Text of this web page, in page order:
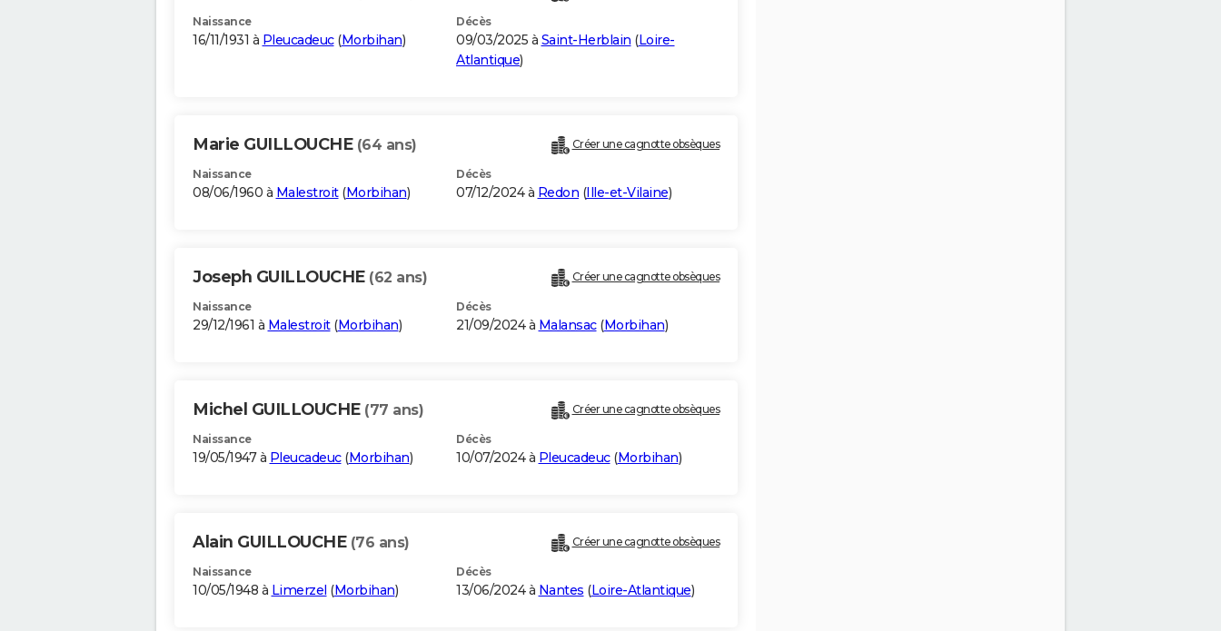
Naissance
16/11/1931 à Pleucadeuc(Morbihan)
Décès
09/03/2025 à Saint-Herblain (Loire-
Atlantique)
Marie GUILLOUCHE (64 ans) Créer une cagnotte obsèques
Naissance
08/06/1960 à Malestroit(Morbihan)
Décès
07/12/2024 à Redon (Ille-et-Vilaine)
Joseph GUILLOUCHE (62 ans) Créer une cagnotte obsèques
Naissance
29/12/1961 à Malestroit(Morbihan)
Décès
21/09/2024 à Malansac(Morbihan)
Michel GUILLOUCHE (77 ans) Créer une cagnotte obsèques
Naissance
19/05/1947 à Pleucadeuc(Morbihan)
Décès
10/07/2024 à Pleucadeuc(Morbihan)
Alain GUILLOUCHE (76 ans) Créer une cagnotte obsèques
Naissance
10/05/1948 à Limerzel (Morbihan)
Décès
13/06/2024 à Nantes (Loire-Atlantique)